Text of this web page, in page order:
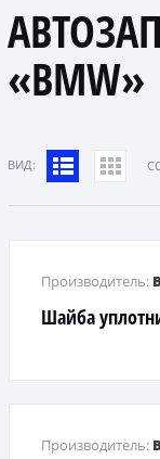
«BMW»
ВИД:
Шайба
Производитель:
Производитель: